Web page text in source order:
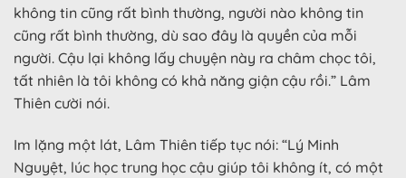
không tin cũng rất bình thường, người nào không tin
cũng rất bình thường, dù sao đây là quyền của mỗi
người. Cậu lại không lấy chuyện này ra châm chọc tôi,
tất nhiên là tôi không có khả năng giận cậu rồi.” Lâm
Thiên cười nói.
Im lặng một lát, Lâm Thiên tiếp tục nói: “Lý Minh
Nguyệt, lúc học trung học cậu giúp tôi không ít, có một